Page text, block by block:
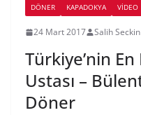
DÖNER KAPADOKYA VIDEO
24 Mart 2017 Salih
Türkiye’nin En
Ustası –
Döner